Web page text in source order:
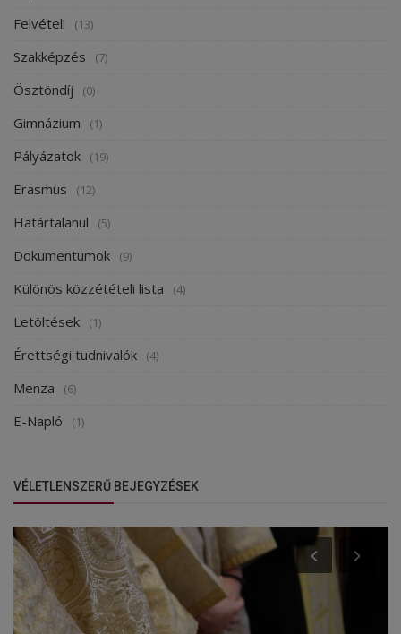
Felvételi (13)
Szakképzés (7)
Ösztöndíj (0)
Gimnázium (1)
Pályázatok (19)
Erasmus (12)
Határtalanul (5)
Dokumentumok (9)
Különös közzétételi lista (4)
Letöltések (1)
Érettségi tudnivalók (4)
Menza (6)
E-Napló (1)
VÉLETLENSZERŰ BEJEGYZÉSEK